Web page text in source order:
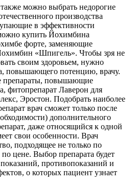
можно выбрать недорогие
производства
в эффективности
купить Йохимбина
форте, заменяющие
«Шпигель». Чтобы зря не
своим здоровьем, нужно
повышающего потенцию, врачу.
препараты, повышающие
фитопрепарат Лаверон для
Эростон. Подобрать наиболее
врач сможет только после
дополнительного
даже относящийся к одной
свои особенности. Врач
подходящее не только по
цене. Выбор препарата будет
противопоказаний и
о которых пациент узнает